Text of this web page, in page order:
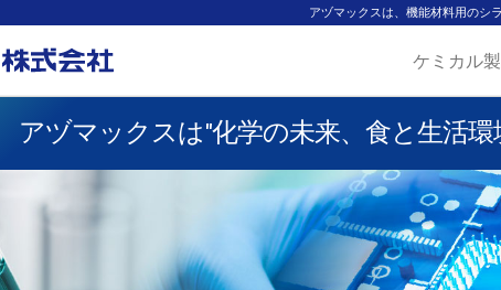
アヅマックスは、機能材料用のシ
ケミカル
アヅマックスは"化学の未来、食と生活環